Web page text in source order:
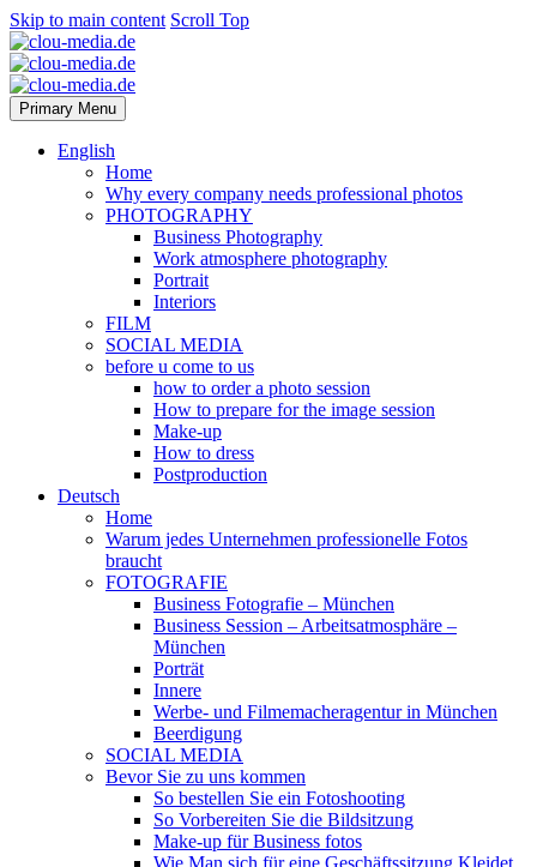
Skip to main content Scroll Top
Primary Menu
English
Home
Why every company needs professional photos
PHOTOGRAPHY
Business Photography
Work atmosphere photography
Portrait
Interiors
FILM
SOCIAL MEDIA
before u come to us
how to order a photo session
How to prepare for the image session
Make-up
How to dress
Postproduction
Deutsch
Home
Warum jedes Unternehmen professionelle Fotos
braucht
FOTOGRAFIE
Business Fotografie – München
Business Session – Arbeitsatmosphäre –
München
Porträt
Innere
Werbe- und Filmemacheragentur in München
Beerdigung
SOCIAL MEDIA
Bevor Sie zu uns kommen
So bestellen Sie ein Fotoshooting
So Vorbereiten Sie die Bildsitzung
Make-up für Business fotos
Wie Man sich für eine Geschäftssitzung Kleidet